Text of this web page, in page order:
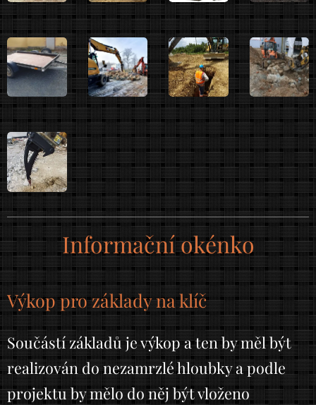
Informační okénko
Výkop pro základy na klíč
Součástí základů je výkop a ten by měl být
realizován do nezamrzlé hloubky a podle
projektu by mělo do něj být vloženo